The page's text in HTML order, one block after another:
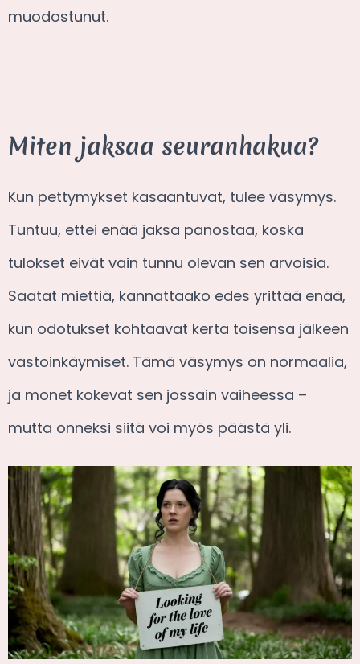
muodostunut.
Miten jaksaa seuranhakua?
Kun pettymykset kasaantuvat, tulee väsymys.
Tuntuu, ettei enää jaksa panostaa, koska
tulokset eivät vain tunnu olevan sen arvoisia.
Saatat miettiä, kannattaako edes yrittää enää,
kun odotukset kohtaavat kerta toisensa jälkeen
vastoinkäymiset. Tämä väsymys on normaalia,
ja monet kokevat sen jossain vaiheessa –
mutta onneksi siitä voi myös päästä yli.